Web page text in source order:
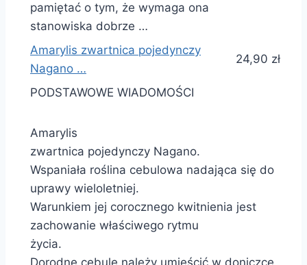
pamiętać o tym, że wymaga ona
stanowiska dobrze …
Amarylis zwartnica pojedynczy
Nagano …
24,90 zł
PODSTAWOWE WIADOMOŚCI
Amarylis
zwartnica pojedynczy Nagano.
Wspaniała roślina cebulowa nadająca się do
uprawy wieloletniej.
Warunkiem jej corocznego kwitnienia jest
zachowanie właściwego rytmu
życia.
Dorodne cebule należy umieścić w doniczce